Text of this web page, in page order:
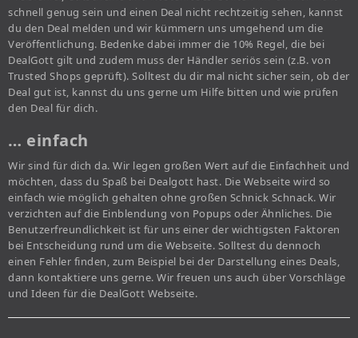
schnell genug sein und einen Deal nicht rechtzeitig sehen, kannst
du den Deal melden und wir kümmern uns umgehend um die
Veröffentlichung. Bedenke dabei immer die 10% Regel, die bei
DealGott gilt und zudem muss der Händler seriös sein (z.B. von
Trusted Shops geprüft). Solltest du dir mal nicht sicher sein, ob der
Deal gut ist, kannst du uns gerne um Hilfe bitten und wie prüfen
den Deal für dich.
… einfach
Wir sind für dich da. Wir legen großen Wert auf die Einfachheit und
möchten, dass du Spaß bei Dealgott hast. Die Webseite wird so
einfach wie möglich gehalten ohne großen Schnick Schnack. Wir
verzichten auf die Einblendung von Popups oder Ähnliches. Die
Benutzerfreundlichkeit ist für uns einer der wichtigsten Faktoren
bei Entscheidung rund um die Webseite. Solltest du dennoch
einen Fehler finden, zum Beispiel bei der Darstellung eines Deals,
dann kontaktiere uns gerne. Wir freuen uns auch über Vorschläge
und Ideen für die DealGott Webseite.